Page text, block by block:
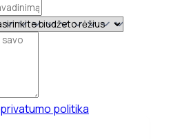
privatumo politika